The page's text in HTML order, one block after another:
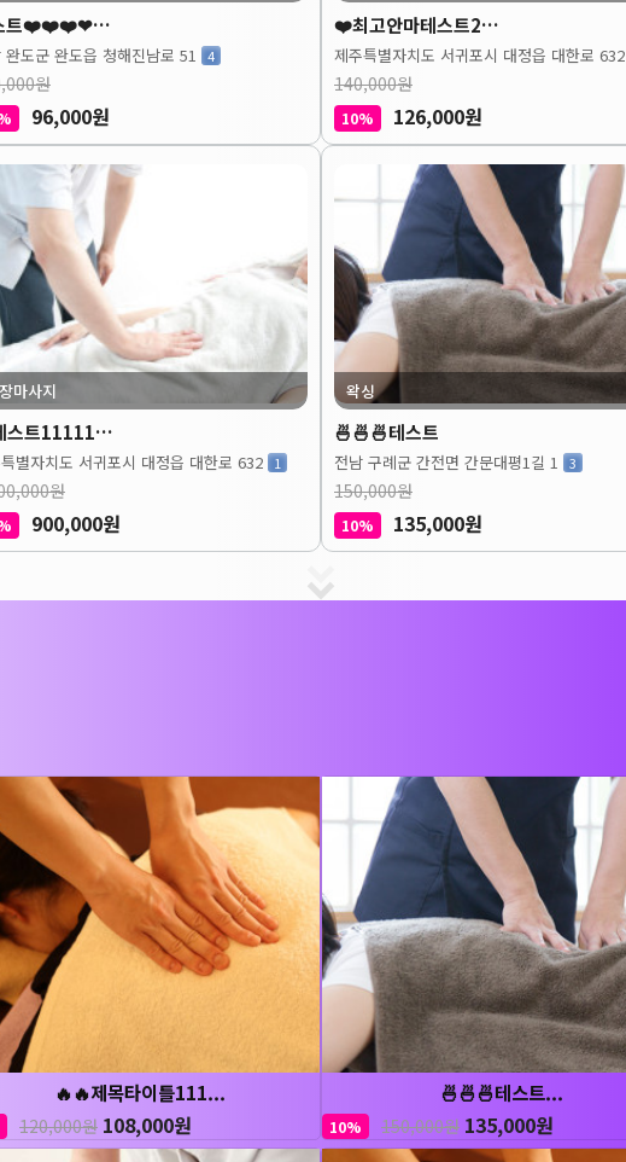
트❤️❤️❤️❤…
완도군 완도읍 청해진남로 51 4
원
96,000원
❤️최고안마테스트2…
제주특별자치도 서귀포시 대정읍 대한로 632
140,000원
10% 126,000원
마사지
트11111…
별자치도 서귀포시 대정읍 대한로 632 1
원
900,000원
왁싱
🍜🍜🍜테스트
전남 구례군 간전면 간문대평1길 1 3
150,000원
10% 135,000원
🔥🔥제목타이틀111...
120,000원 108,000원
🍜🍜🍜테스트...
10% 150,000원 135,000원